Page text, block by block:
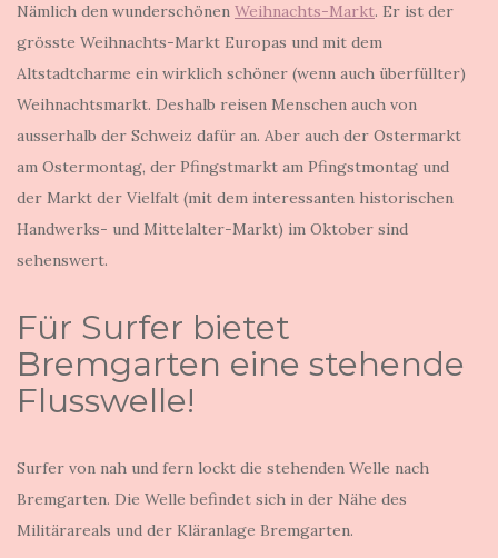
Nämlich den wunderschönen Weihnachts-Markt. Er ist der
grösste Weihnachts-Markt Europas und mit dem
Altstadtcharme ein wirklich schöner (wenn auch überfüllter)
Weihnachtsmarkt. Deshalb reisen Menschen auch von
ausserhalb der Schweiz dafür an. Aber auch der Ostermarkt
am Ostermontag, der Pfingstmarkt am Pfingstmontag und
der Markt der Vielfalt (mit dem interessanten historischen
Handwerks- und Mittelalter-Markt) im Oktober sind
sehenswert.
Für Surfer bietet
Bremgarten eine stehende
Flusswelle!
Surfer von nah und fern lockt die stehenden Welle nach
Bremgarten. Die Welle befindet sich in der Nähe des
Militärareals und der Kläranlage Bremgarten.